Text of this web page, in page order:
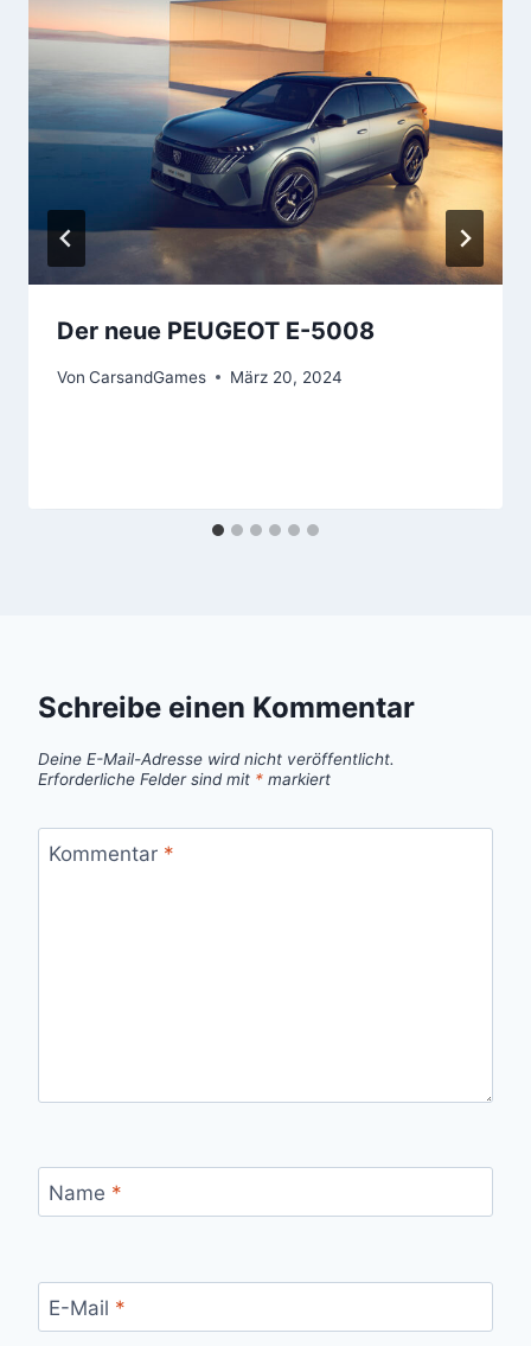
Der neue PEUGEOT E-5008
Von CarsandGames März 20, 2024
Schreibe einen Kommentar
Deine E-Mail-Adresse wird nicht veröffentlicht.
Erforderliche Felder sind mit * markiert
Kommentar *
Name *
E-Mail *